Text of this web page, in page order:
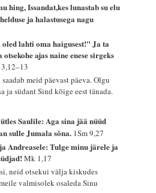
hing, Issandat,kes lunastab su elu
ja halastusega nagu
oled lahti oma haigusest!" Ja ta
ajas naine enese sirgeks
meid päevast päeva. Olgu
ja südant Sind kõige eest tänada.
Saulile: Aga sina jää nüüd
sulle Jumala sõna. 1Sm 9,27
Andreasele: Tulge minu järele ja
Mk 1,17
neid otsekui välja kiskudes
valmisolek osaleda Sinu